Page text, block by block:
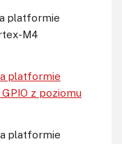
platformie
M4
platformie
z poziomu
platformie